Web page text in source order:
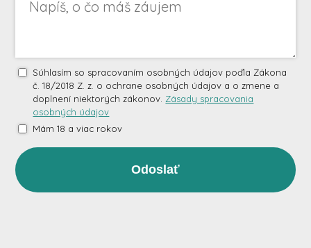
Súhlasím so spracovaním osobných údajov poďla Zákona
č. 18/2018 Z. z. o ochrane osobných údajov a o zmene a
doplnení niektorých zákonov. Zásady spracovania
osobných údajov
Mám 18 a viac rokov
Odoslať